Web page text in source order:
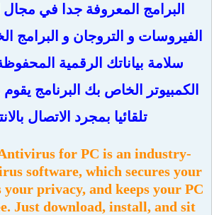
البرامج المعروفة جدا في
الفيروسات و التروجان و البرامج
سلامة بياناتك الرقمية
الكمبيوتر الخاص بك البرنامج
تلقائيا بمجرد الاتصال
for PC is an industry-
software, which secures your
your privacy, and keeps your PC
Just download, install, and sit